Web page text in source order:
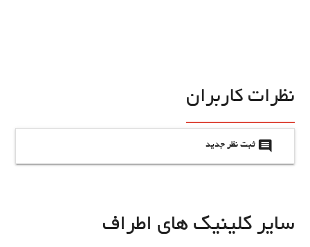
نظرات کاربران
insert_comment ثبت نظر جدید
سایر کلینیک های اطراف